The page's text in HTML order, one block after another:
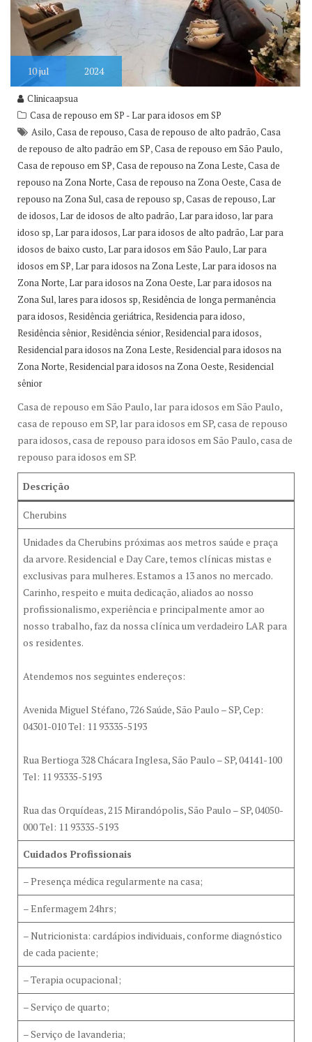
10jul 2024
Clinicaapsua
Casa de repouso em SP - Lar para idosos em SP
Asilo,Casa de repouso,Casa de repouso de alto padrão,Casa
de repouso de alto padrão em SP,Casa de repouso em São Paulo,
Casa de repouso em SP,Casa de repouso na Zona Leste,Casa de
repouso na Zona Norte,Casa de repouso na Zona Oeste,Casa de
repouso na Zona Sul,casa de repouso sp,Casas de repouso,Lar
de idosos,Lar de idosos de alto padrão,Lar para idoso, lar para
idoso sp,Lar para idosos,Lar para idosos de alto padrão,Lar para
idosos de baixo custo,Lar para idosos em São Paulo,Lar para
idosos em SP,Lar para idosos na Zona Leste,Lar para idosos na
Zona Norte,Lar para idosos na Zona Oeste,Lar para idosos na
Zona Sul, lares para idosos sp,Residência de longa permanência
para idosos,Residência geriátrica,Residencia para idoso,
Residência sênior,Residência sénior,Residencial para idosos,
Residencial para idosos na Zona Leste,Residencial para idosos na
Zona Norte,Residencial para idosos na Zona Oeste,Residencial
sênior
Casa de repouso em São Paulo, lar para idosos em São Paulo,
casa de repouso em SP, lar para idosos em SP, casa de repouso
para idosos, casa de repouso para idosos em São Paulo, casa de
repouso para idosos em SP.
Descrição
Cherubins
Unidades da Cherubins próximas aos metros saúde e praça
da arvore. Residencial e Day Care, temos clínicas mistas e
exclusivas para mulheres. Estamos a 13 anos no mercado.
Carinho, respeito e muita dedicação, aliados ao nosso
profissionalismo, experiência e principalmente amor ao
nosso trabalho, faz da nossa clínica um verdadeiro LAR para
os residentes.
Atendemos nos seguintes endereços:
Avenida Miguel Stéfano, 726 Saúde, São Paulo – SP, Cep:
04301-010 Tel: 11 93335-5193
Rua Bertioga 328 Chácara Inglesa, São Paulo – SP, 04141-100
Tel: 11 93335-5193
Rua das Orquídeas, 215 Mirandópolis, São Paulo – SP, 04050-
000 Tel: 11 93335-5193
Cuidados Profissionais
– Presença médica regularmente na casa;
– Enfermagem 24hrs;
– Nutricionista: cardápios individuais, conforme diagnóstico
de cada paciente;
– Terapia ocupacional;
– Serviço de quarto;
– Serviço de lavanderia;